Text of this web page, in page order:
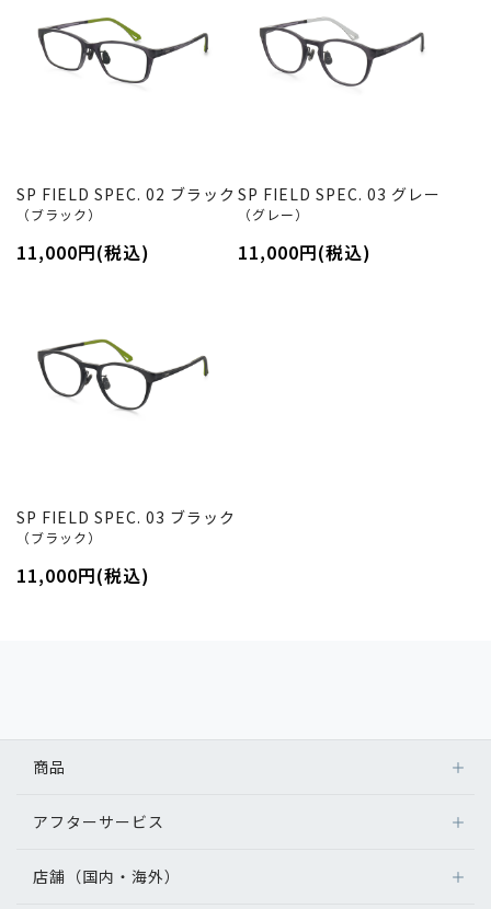
SP FIELD SPEC. 02 ブラック
（ブラック）
11,000円(税込)
SP FIELD SPEC. 03 グレー
（グレー）
11,000円(税込)
SP FIELD SPEC. 03 ブラック
（ブラック）
11,000円(税込)
商品
アフターサービス
店舗（国内・海外）